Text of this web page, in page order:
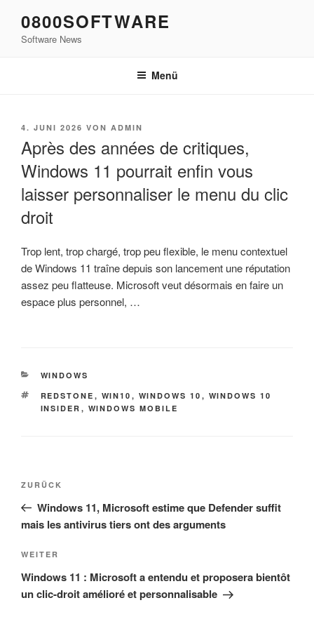
Inhalt
springen
0800SOFTWARE
Software News
Menü
VERÖFFENTLICHT
AM
4. JUNI 2026 VON ADMIN
Après des années de critiques,
Windows 11 pourrait enfin vous
laisser personnaliser le menu du clic
droit
Trop lent, trop chargé, trop peu flexible, le menu contextuel
de Windows 11 traîne depuis son lancement une réputation
assez peu flatteuse. Microsoft veut désormais en faire un
espace plus personnel, …
KATEGORIEN
WINDOWS
SCHLAGWÖRTER
REDSTONE , WIN10 , WINDOWS 10 , WINDOWS 10
INSIDER , WINDOWS MOBILE
Beitrags-
Vorheriger
Beitrag
ZURÜCK
Windows 11, Microsoft estime que Defender suffit
mais les antivirus tiers ont des arguments
Nächster
Beitrag
WEITER
Windows 11 : Microsoft a entendu et proposera bientôt
un clic-droit amélioré et personnalisable